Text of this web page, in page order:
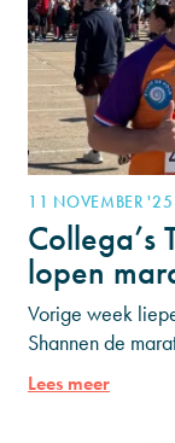
11 NOVEMBER '25
Collega’s
lopen
Vorige week
Shannen de
Met het lopen
€15.000 op
Lees meer